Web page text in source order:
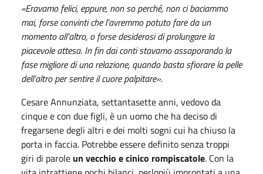
«Eravamo felici, eppure, non so perché, non ci baciammo
mai, forse convinti che l’avremmo potuto fare da un
momento all’altro, o forse desiderosi di prolungare la
piacevole attesa. In fin dai conti stavamo assaporando la
fase migliore di una relazione, quando basta sfiorare la pelle
dell’altro per sentire il cuore palpitare».
Cesare Annunziata, settantasette anni, vedovo da
cinque e con due figli, è un uomo che ha deciso di
fregarsene degli altri e dei molti sogni cui ha chiuso la
porta in faccia. Potrebbe essere definito senza troppi
giri di parole un vecchio e cinico rompiscatole. Con la